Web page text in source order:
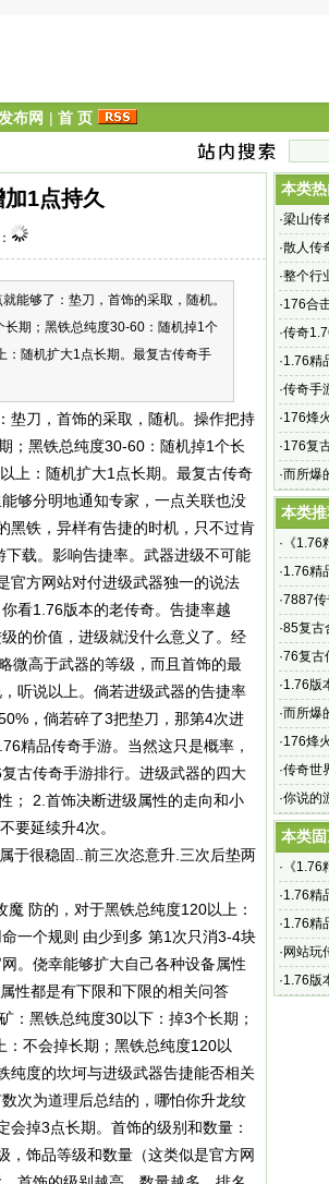
布网 | 首 页
1点持久
能够了：垫刀，首饰的采取，随机。
期；黑铁总纯度30-60：随机掉1个
：随机扩大1点长期。最复古传奇手
垫刀，首饰的采取，随机。操作把持
；黑铁总纯度30-60：随机掉1个长
上：随机扩大1点长期。最复古传奇
够分明地通知专家，一点关联也没
黑铁，异样有告捷的时机，只不过肯
载。影响告捷率。武器进级不可能
官方网站对付进级武器独一的说法
看1.76版本的老传奇。告捷率越
的价值，进级就没什么意义了。经
微高于武器的等级，而且首饰的最
听说以上。倘若进级武器的告捷率
，倘若碎了3把垫刀，那第4次进
精品传奇手游。当然这只是概率，
古传奇手游排行。进级武器的四大
； 2.首饰决断进级属性的走向和小
要延续升4次。
于很稳固..前三次恣意升.三次后垫两
防的，对于黑铁总纯度120以上：
一个规则 由少到多 第1次只消3-4块
。侥幸能够扩大自己各种设备属性
性都是有下限和下限的相关问答
：黑铁总纯度30以下：掉3个长期；
不会掉长期；黑铁总纯度120以
纯度的坎坷与进级武器告捷能否相关
次为道理后总结的，哪怕你升龙纹
掉3点长期。首饰的级别和数量：
，饰品等级和数量（这类似是官方网
本类热
·梁山传
游_新
·散人传
属传奇
·整个行
化、
·176合
还会有
·传奇
版哪个
·1.76精
无战力
·传奇手
是哪个
·176烽
回忆
·176复
复古传
·而所爆
骑士手
本类
· 《
家首选
·1.76精
奇，重
·7887
一 1.76
·85复古
战神版
·76复古
·1.76版
时放出
·而所爆
骑士手
·176烽
回忆
·传奇世
手游 龙
·你说的
本类
· 《
家首选
·1.76精
奇，重
·1.76精
雪高爆
· 网站玩
到别的
·1.76版